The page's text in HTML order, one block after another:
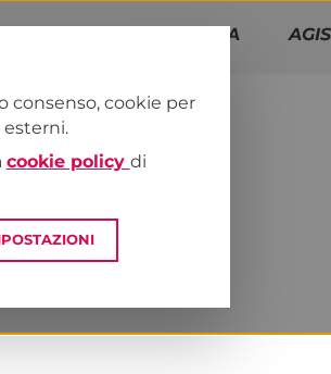
PROGRAMMA
& MEDIA
consenso, cookie per
cookie policy di